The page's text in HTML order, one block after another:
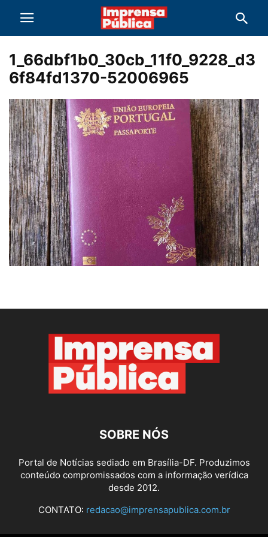
1_66dbf1b0_30cb_11f0_9228_d3
6f84fd1370-52006965
SOBRE NÓS
Portal de Notícias sediado em Brasília-DF. Produzimos
conteúdo compromissados com a informação verídica
desde 2012.
CONTATO: redacao@imprensapublica.com.br